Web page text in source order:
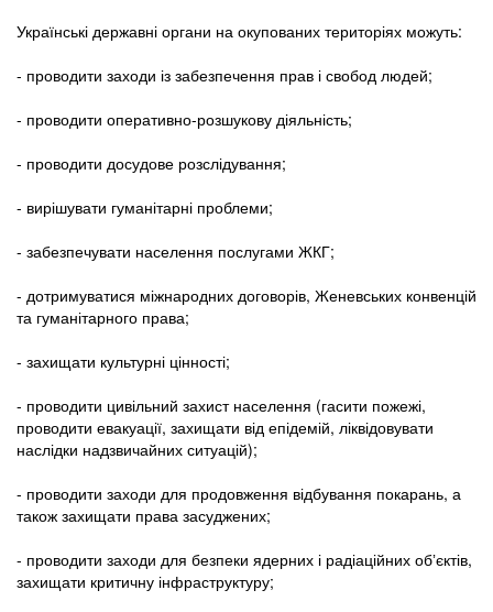
Українські державні органи на окупованих територіях можуть:
- проводити заходи із забезпечення прав і свобод людей;
- проводити оперативно-розшукову діяльність;
- проводити досудове розслідування;
- вирішувати гуманітарні проблеми;
- забезпечувати населення послугами ЖКГ;
- дотримуватися міжнародних договорів, Женевських конвенцій
та гуманітарного права;
- захищати культурні цінності;
- проводити цивільний захист населення (гасити пожежі,
проводити евакуації, захищати від епідемій, ліквідовувати
наслідки надзвичайних ситуацій);
- проводити заходи для продовження відбування покарань, а
також захищати права засуджених;
- проводити заходи для безпеки ядерних і радіаційних обʼєктів,
захищати критичну інфраструктуру;